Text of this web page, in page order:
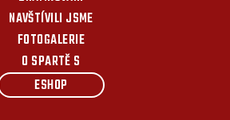
NAVŠTÍVILI JSME
FOTOGALERIE
O SPARTĚ S
ESHOP